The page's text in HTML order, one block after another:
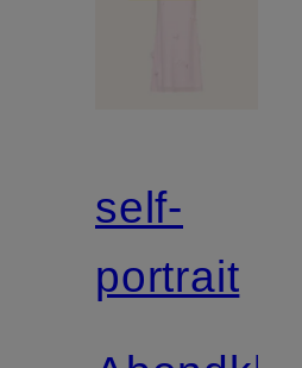
self-
portrait